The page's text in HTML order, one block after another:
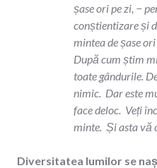
șase ori pe zi, −
conștientizare și
mintea de șase
După cum știm
toate gândurile.
nimic. Dar este
face deloc. Veți
minte. Și asta vă
Diversitatea lumilor se